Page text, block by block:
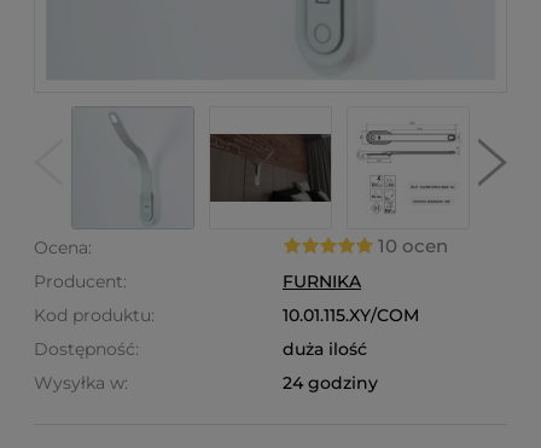
Ocena: 10 ocen
Producent:
FURNIKA
Kod produktu:
10.01.115.XY/COM
Dostępność:
duża ilość
Wysyłka w:
24 godziny